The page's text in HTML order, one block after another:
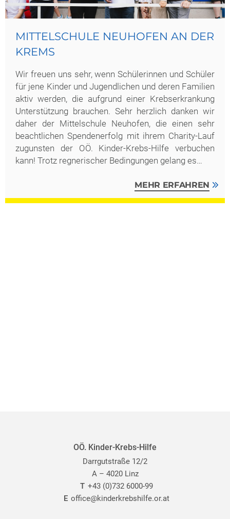
MITTELSCHULE NEUHOFEN AN DER
KREMS
Wir freuen uns sehr, wenn Schülerinnen und Schüler
für jene Kinder und Jugendlichen und deren Familien
aktiv werden, die aufgrund einer Krebserkrankung
Unterstützung brauchen. Sehr herzlich danken wir
daher der Mittelschule Neuhofen, die einen sehr
beachtlichen Spendenerfolg mit ihrem Charity-Lauf
zugunsten der OÖ. Kinder-Krebs-Hilfe verbuchen
kann! Trotz regnerischer Bedingungen gelang es…
MEHR ERFAHREN
OÖ. Kinder-Krebs-Hilfe
Darrgutstraße 12/2
A – 4020 Linz
T +43 (0)732 6000-99
E office@kinderkrebshilfe.or.at